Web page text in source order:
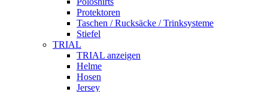
Protektoren
Taschen / Rucksäcke / Trinksysteme
Stiefel
TRIAL
TRIAL anzeigen
Helme
Hosen
Jersey